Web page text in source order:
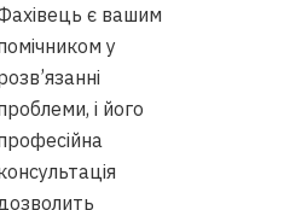
є вашим
у
і його